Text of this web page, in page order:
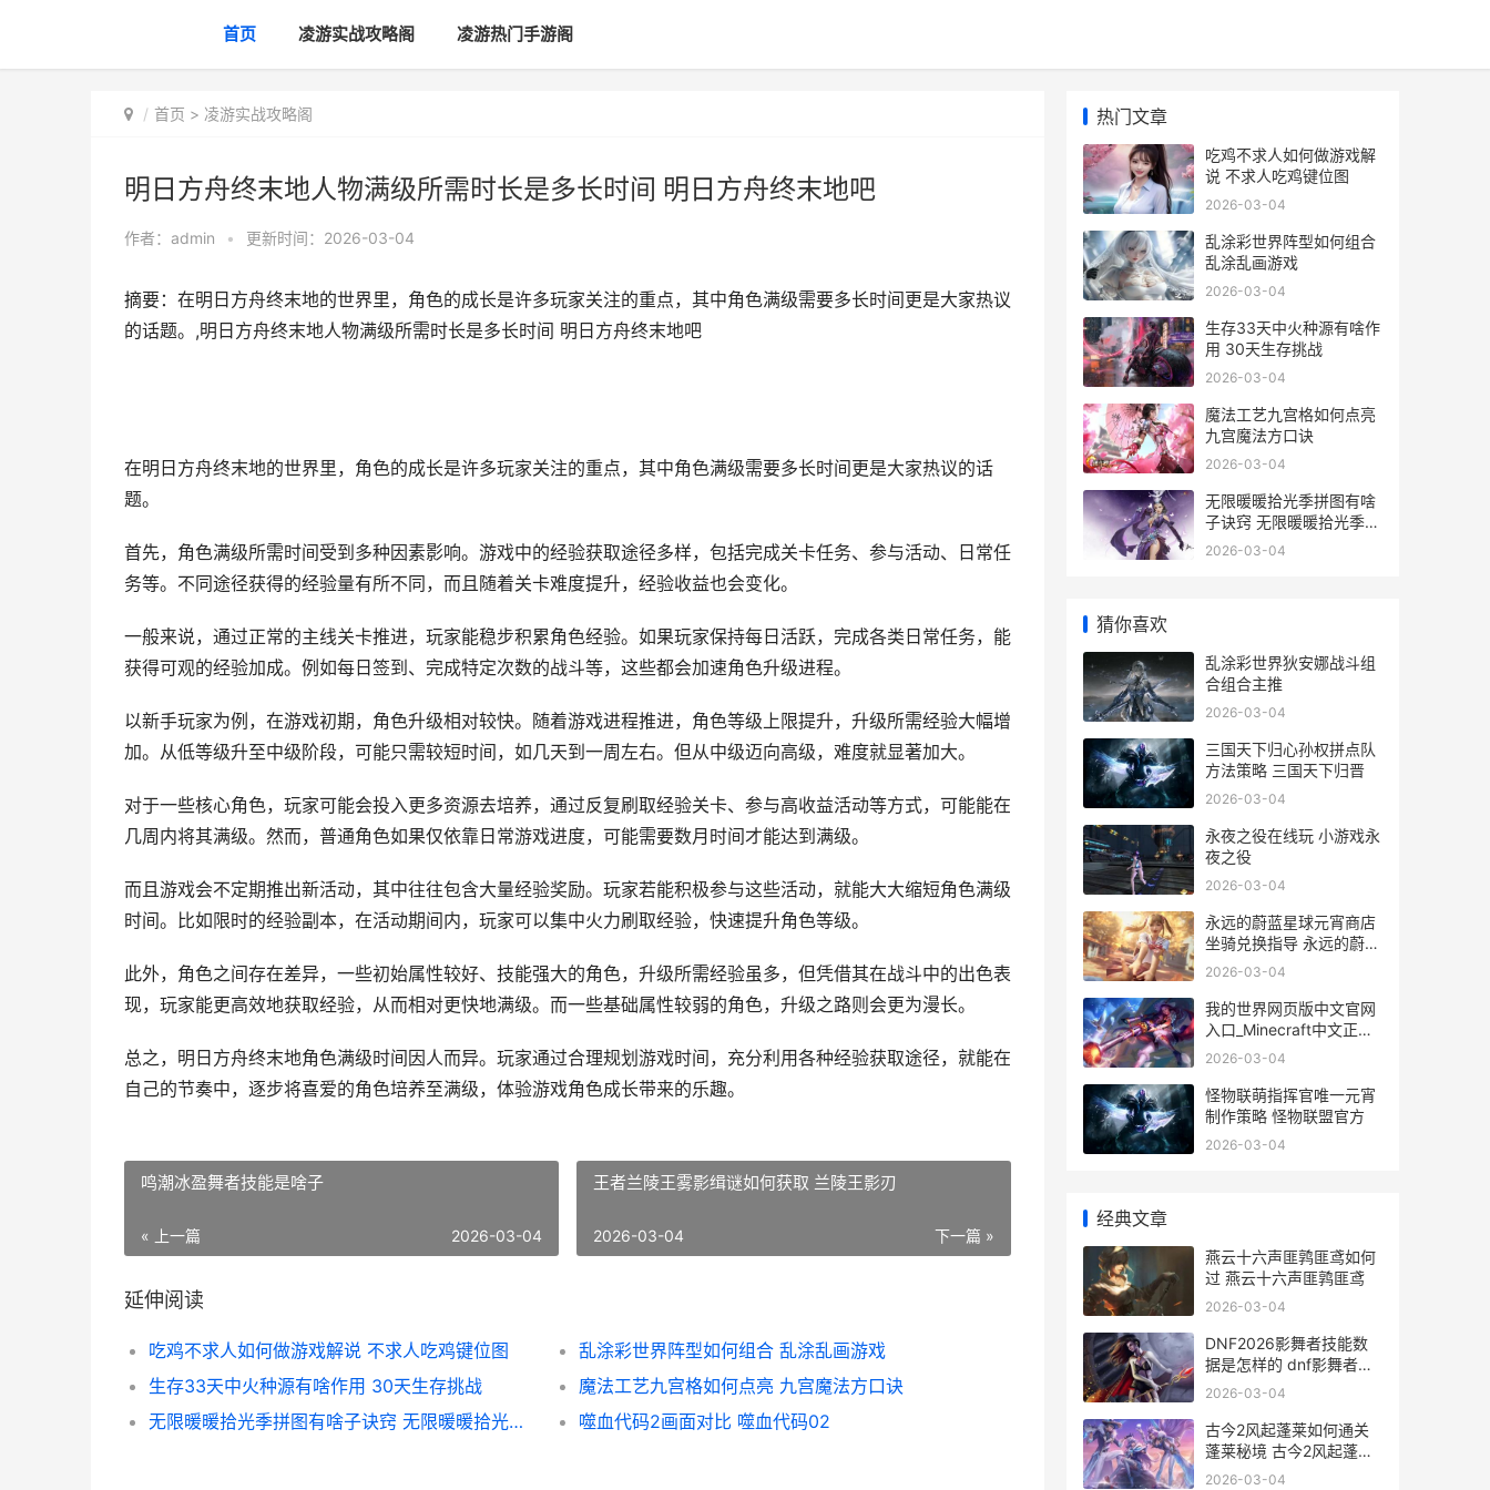
首页 凌游实战攻略阁 凌游热门手游阁
首页 > 凌游实战攻略阁
明日方舟终末地人物满级所需时长是多长时间 明日方舟终末地吧
作者： admin • 更新时间：2026-03-04
摘要：在明日方舟终末地的世界里，角色的成长是许多玩家关注的重点，其中角色满级需要多长时间更是大家热议
的话题。,明日方舟终末地人物满级所需时长是多长时间 明日方舟终末地吧
在明日方舟终末地的世界里，角色的成长是许多玩家关注的重点，其中角色满级需要多长时间更是大家热议的话
题。
首先，角色满级所需时间受到多种因素影响。游戏中的经验获取途径多样，包括完成关卡任务、参与活动、日常任
务等。不同途径获得的经验量有所不同，而且随着关卡难度提升，经验收益也会变化。
一般来说，通过正常的主线关卡推进，玩家能稳步积累角色经验。如果玩家保持每日活跃，完成各类日常任务，能
获得可观的经验加成。例如每日签到、完成特定次数的战斗等，这些都会加速角色升级进程。
以新手玩家为例，在游戏初期，角色升级相对较快。随着游戏进程推进，角色等级上限提升，升级所需经验大幅增
加。从低等级升至中级阶段，可能只需较短时间，如几天到一周左右。但从中级迈向高级，难度就显著加大。
对于一些核心角色，玩家可能会投入更多资源去培养，通过反复刷取经验关卡、参与高收益活动等方式，可能能在
几周内将其满级。然而，普通角色如果仅依靠日常游戏进度，可能需要数月时间才能达到满级。
而且游戏会不定期推出新活动，其中往往包含大量经验奖励。玩家若能积极参与这些活动，就能大大缩短角色满级
时间。比如限时的经验副本，在活动期间内，玩家可以集中火力刷取经验，快速提升角色等级。
此外，角色之间存在差异，一些初始属性较好、技能强大的角色，升级所需经验虽多，但凭借其在战斗中的出色表
现，玩家能更高效地获取经验，从而相对更快地满级。而一些基础属性较弱的角色，升级之路则会更为漫长。
总之，明日方舟终末地角色满级时间因人而异。玩家通过合理规划游戏时间，充分利用各种经验获取途径，就能在
自己的节奏中，逐步将喜爱的角色培养至满级，体验游戏角色成长带来的乐趣。
鸣潮冰盈舞者技能是啥子
« 上一篇 2026-03-04
王者兰陵王雾影缉谜如何获取 兰陵王影刃
下一篇 »
2026-03-04
延伸阅读
吃鸡不求人如何做游戏解说 不求人吃鸡键位图
乱涂彩世界阵型如何组合 乱涂乱画游戏
生存33天中火种源有啥作用 30天生存挑战
魔法工艺九宫格如何点亮 九宫魔法方口诀
无限暖暖拾光季拼图有啥子诀窍 无限暖暖拾光季活动
噬血代码2画面对比 噬血代码02
热门文章
吃鸡不求人如何做游戏解
说 不求人吃鸡键位图
2026-03-04
乱涂彩世界阵型如何组合
乱涂乱画游戏
2026-03-04
生存33天中火种源有啥作
用 30天生存挑战
2026-03-04
魔法工艺九宫格如何点亮
九宫魔法方口诀
2026-03-04
无限暖暖拾光季拼图有啥
子诀窍 无限暖暖拾光季活
动
2026-03-04
猜你喜欢
乱涂彩世界狄安娜战斗组
合组合主推
2026-03-04
三国天下归心孙权拼点队
方法策略 三国天下归晋
2026-03-04
永夜之役在线玩 小游戏永
夜之役
2026-03-04
永远的蔚蓝星球元宵商店
坐骑兑换指导 永远的蔚蓝
星球破解版修改器
2026-03-04
我的世界网页版中文官网
入口_Minecraft中文正版
网页进入 我的世界网页版
2026-03-04
怪物联萌指挥官唯一元宵
制作策略 怪物联盟官方
2026-03-04
经典文章
燕云十六声匪鹑匪鸢如何
过 燕云十六声匪鹑匪鸢
2026-03-04
DNF2026影舞者技能数
据是怎样的 dnf影舞者刷
图视频
2026-03-04
古今2风起蓬莱如何通关
蓬莱秘境 古今2风起蓬莱
破解版
2026-03-04